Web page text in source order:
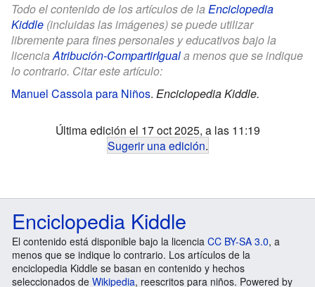
Todo el contenido de los artículos de la Enciclopedia
Kiddle (incluidas las imágenes) se puede utilizar
libremente para fines personales y educativos bajo la
licenciaAtribución-CompartirIguala menos que se indique
lo contrario. Citar este artículo:
Manuel Cassola para Niños. Enciclopedia Kiddle.
Última edición el 17 oct 2025, a las 11:19
Sugerir una edición.
Enciclopedia Kiddle
El contenido está disponible bajo la licencia CC BY-SA 3.0, a
menos que se indique lo contrario. Los artículos de la
enciclopedia Kiddle se basan en contenido y hechos
seleccionados de Wikipedia, reescritos para niños. Powered by